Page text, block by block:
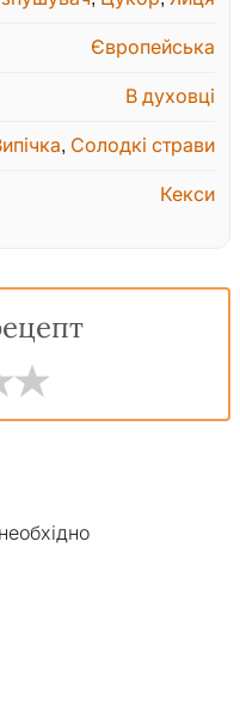
Європейська
В духовці
, Солодкі страви
Кекси